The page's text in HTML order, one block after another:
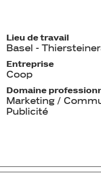
Lieu de travail
Basel -
Entreprise
Coop
Domaine
Marketing /
Publicité